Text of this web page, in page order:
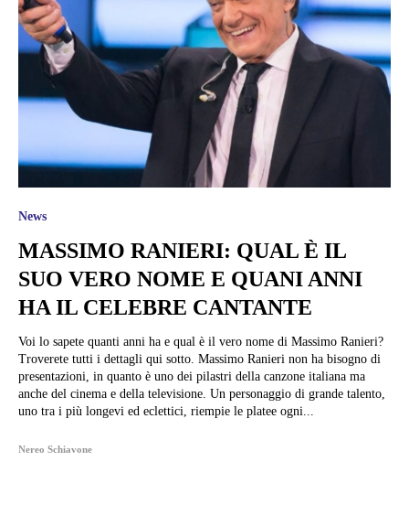
News
MASSIMO RANIERI: QUAL È IL
SUO VERO NOME E QUANI ANNI
HA IL CELEBRE CANTANTE
Voi lo sapete quanti anni ha e qual è il vero nome di Massimo Ranieri?
Troverete tutti i dettagli qui sotto. Massimo Ranieri non ha bisogno di
presentazioni, in quanto è uno dei pilastri della canzone italiana ma
anche del cinema e della televisione. Un personaggio di grande talento,
uno tra i più longevi ed eclettici, riempie le platee ogni...
Nereo Schiavone